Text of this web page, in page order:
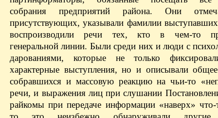
собрания предприятий района. Они
присутствующих, указывали фамилии
воспроизводили речи тех, кто в чем-то
генеральной линии. Были среди них и люди с
дарованиями, которые не только
характерные выступления, но и описывали общее
собравшихся и массовую реакцию на чьи-то
речи, и выражения лиц при слушании
райкомы при передаче информации «наверх» что-